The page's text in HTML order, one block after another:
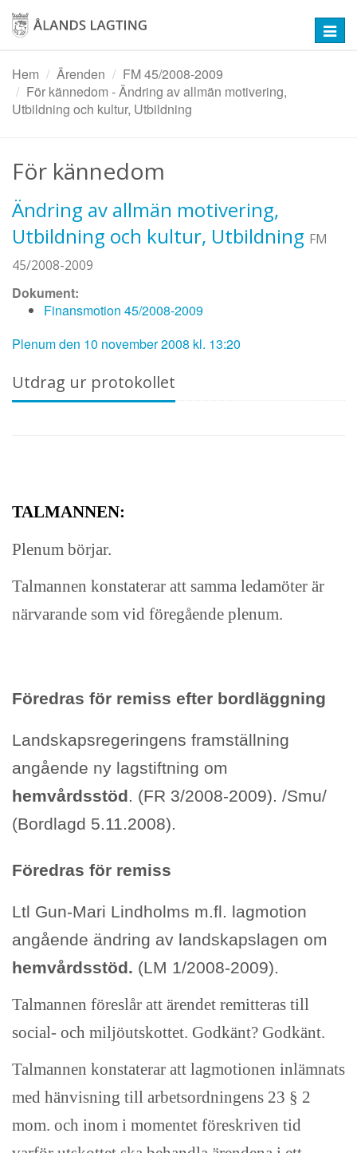
Hoppa
huvudinnehåll
Hem
Ärenden
FM 45/2008-2009
För kännedom - Ändring av allmän motivering,
Utbildning och kultur, Utbildning
För kännedom
Ändring av allmän motivering,
Utbildning och kultur, Utbildning FM
45/2008-2009
Dokument:
Finansmotion 45/2008-2009
Plenum den 10 november 2008 kl. 13:20
Utdrag ur protokollet
TALMANNEN:
Plenum börjar.
Talmannen konstaterar att samma ledamöter är
närvarande som vid föregående plenum.
Föredras för remiss efter bordläggning
Landskapsregeringens framställning
angående ny lagstiftning om
hemvårdsstöd. (FR 3/2008-2009). /Smu/
(Bordlagd 5.11.2008).
Föredras för remiss
Ltl Gun-Mari Lindholms m.fl. lagmotion
angående ändring av landskapslagen om
hemvårdsstöd. (LM 1/2008-2009).
Talmannen föreslår att ärendet remitteras till
social- och miljöutskottet. Godkänt? Godkänt.
Talmannen konstaterar att lagmotionen inlämnats
med hänvisning till arbetsordningens 23 § 2
mom. och inom i momentet föreskriven tid